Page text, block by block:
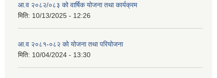
आ.व २०८२/०८३ को वार्षिक योजना तथा कार्यक्रम
मिति: 10/13/2025 - 12:26
आ.व २०८१-०८२ को योजना तथा परियोजना
मिति: 10/04/2024 - 13:30